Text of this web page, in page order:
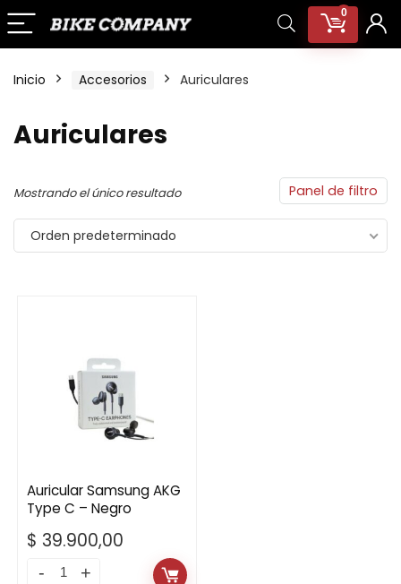
0
Inicio Accesorios Auriculares
Auriculares
Panel de filtro
Mostrando el único resultado
Orden predeterminado
Auricular Samsung AKG
Type C – Negro
$ 39.900,00
Auricular